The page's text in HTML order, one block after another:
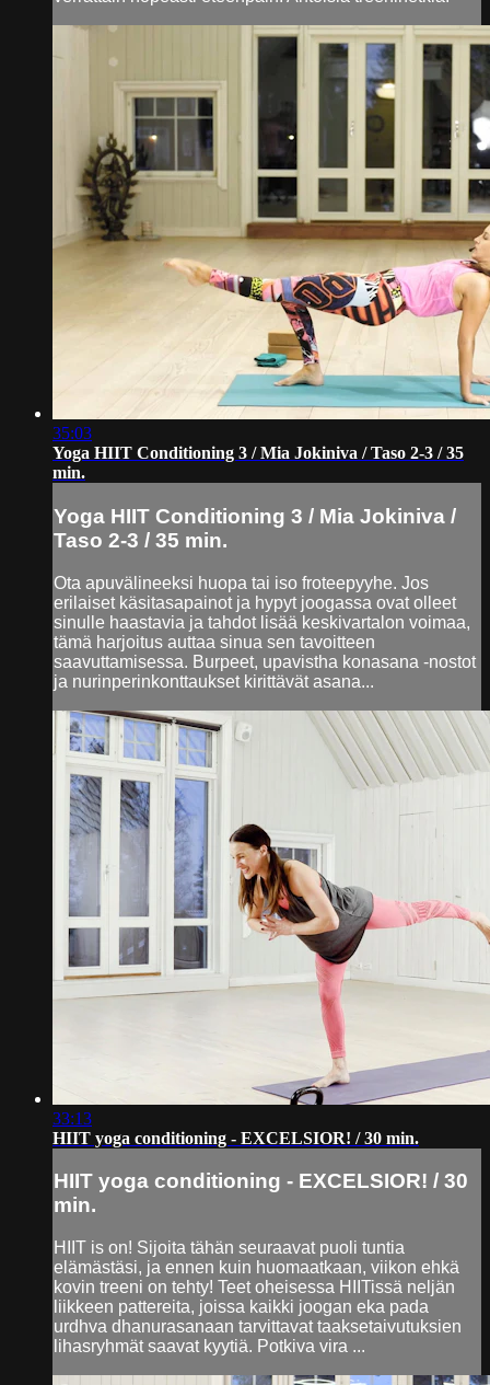
35:03
Yoga HIIT Conditioning 3 / Mia Jokiniva / Taso 2-3 / 35
min.
Yoga HIIT Conditioning 3 / Mia Jokiniva /
Taso 2-3 / 35 min.
Ota apuvälineeksi huopa tai iso froteepyyhe. Jos
erilaiset käsitasapainot ja hypyt joogassa ovat olleet
sinulle haastavia ja tahdot lisää keskivartalon voimaa,
tämä harjoitus auttaa sinua sen tavoitteen
saavuttamisessa. Burpeet, upavistha konasana -nostot
ja nurinperinkonttaukset kirittävät asana...
33:13
HIIT yoga conditioning - EXCELSIOR! / 30 min.
HIIT yoga conditioning - EXCELSIOR! / 30
min.
HIIT is on! Sijoita tähän seuraavat puoli tuntia
elämästäsi, ja ennen kuin huomaatkaan, viikon ehkä
kovin treeni on tehty! Teet oheisessa HIITissä neljän
liikkeen pattereita, joissa kaikki joogan eka pada
urdhva dhanurasanaan tarvittavat taaksetaivutuksien
lihasryhmät saavat kyytiä. Potkiva vira ...